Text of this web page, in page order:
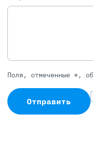
Поля, отмеченные *,
Отправить